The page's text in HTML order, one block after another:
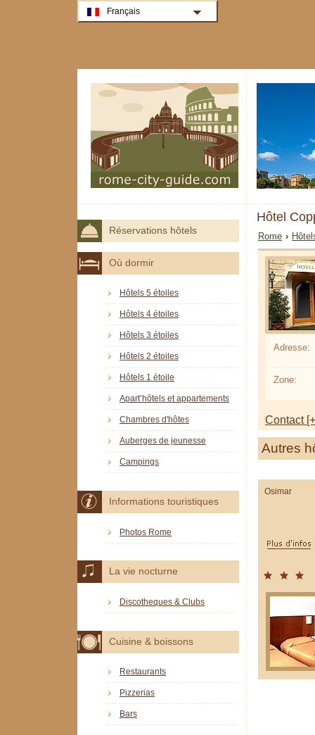
Hôtel
Rome ›
Adresse:
Zone:
Contact
Autres
Osimar
Réservations hôtels
Où dormir
Hôtels 5 étoiles
Hôtels 4 étoiles
Hôtels 3 étoiles
Hôtels 2 étoiles
Hôtels 1 étoile
Apart’hôtels et appartements
Chambres d'hôtes
Auberges de jeunesse
Campings
Informations touristiques
Photos Rome
La vie nocturne
Discotheques & Clubs
Cuisine & boissons
Restaurants
Pizzerias
Bars
Français